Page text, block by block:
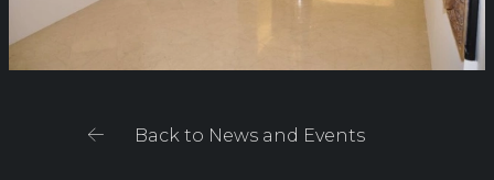
Back to News and Events